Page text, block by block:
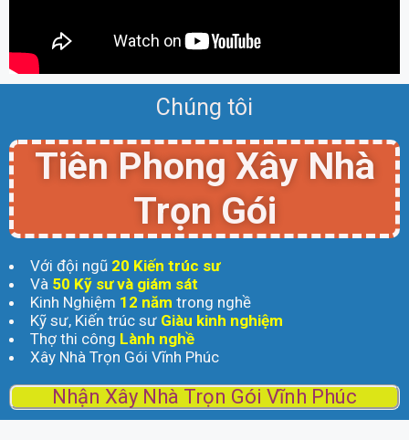
Chúng tôi
Tiên Phong Xây Nhà
Trọn Gói
Với đội ngũ 20 Kiến trúc sư
Và 50 Kỹ sư và giám sát
Kinh Nghiệm 12 năm trong nghề
Kỹ sư, Kiến trúc sư Giàu kinh nghiệm
Thợ thi công Lành nghề
Xây Nhà Trọn Gói Vĩnh Phúc
Nhận Xây Nhà Trọn Gói Vĩnh Phúc